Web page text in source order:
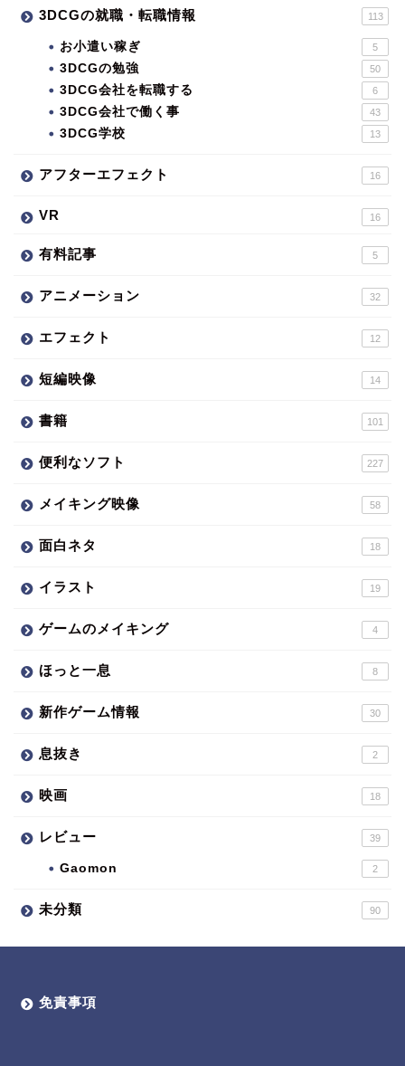
3DCGの就職・転職情報 113
お小遣い稼ぎ 5
3DCGの勉強 50
3DCG会社を転職する 6
3DCG会社で働く事 43
3DCG学校 13
アフターエフェクト 16
VR 16
有料記事 5
アニメーション 32
エフェクト 12
短編映像 14
書籍 101
便利なソフト 227
メイキング映像 58
面白ネタ 18
イラスト 19
ゲームのメイキング 4
ほっと一息 8
新作ゲーム情報 30
息抜き 2
映画 18
レビュー 39
Gaomon 2
未分類 90
免責事項